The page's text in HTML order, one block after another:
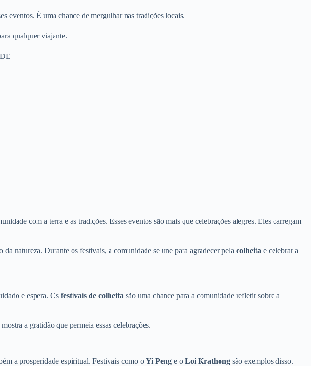
eventos. É uma chance de mergulhar nas tradições locais.
qualquer viajante.
com a terra e as tradições. Esses eventos são mais que celebrações alegres. Eles carregam
natureza. Durante os festivais, a comunidade se une para agradecer pela colheita e celebrar a
e espera. Os festivais de colheita são uma chance para a comunidade refletir sobre a
a gratidão que permeia essas celebrações.
a prosperidade espiritual. Festivais como o Yi Peng e o Loi Krathong são exemplos disso.